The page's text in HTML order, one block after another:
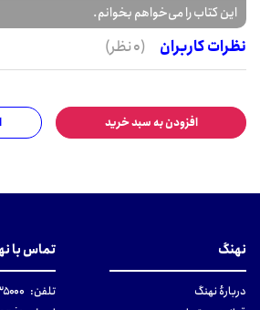
این کتاب را می‌خواهم بخوانم.
نظرات کاربران
(0 نظر)
افزودن به سبد خرید
نهنگ
دربارهٔ نهنگ
تماس با
تلفن: